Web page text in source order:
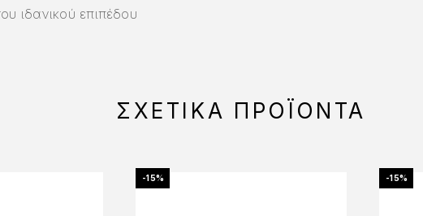
ιδανικού επιπέδου
ΣΧΕΤΙΚΆ ΠΡΟΪΌΝΤΑ
-15% -15%